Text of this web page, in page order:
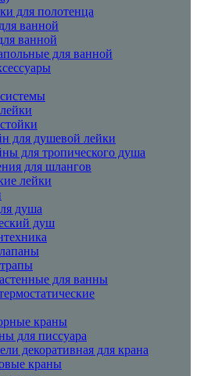
для полотенца
ванной
ванной
для ванной
для душевой лейки
для тропического душа
для шлангов
лейки
душа
душ
для ванны
краны
для писсуара
декоративная для крана
краны